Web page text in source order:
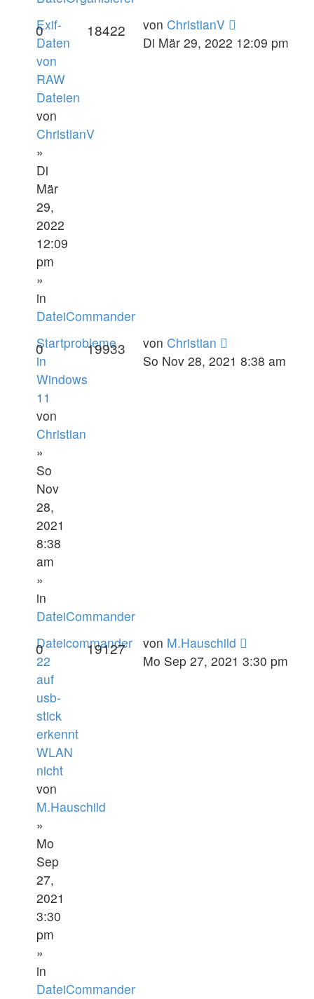
Exif-
Daten
von
RAW
Dateien
von
ChristianV
»
Di
Mär
29,
2022
12:09
pm
»
in
DateiCommander
0 18422 von ChristianV
Di Mär 29, 2022 12:09 pm
Startprobleme
in
Windows
11
von
Christian
»
So
Nov
28,
2021
8:38
am
»
in
DateiCommander
0 19933 von Christian
So Nov 28, 2021 8:38 am
Dateicommander
22
auf
usb-
stick
erkennt
WLAN
nicht
von
M.Hauschild
»
Mo
Sep
27,
2021
3:30
pm
»
in
DateiCommander
0 19127 von M.Hauschild
Mo Sep 27, 2021 3:30 pm